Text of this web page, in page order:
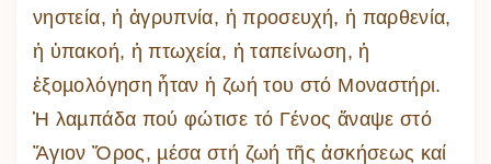
νηστεία, ἡ ἀγρυπνία, ἡ προσευχή, ἡ παρθενία,
ἡ ὑπακοή, ἡ πτωχεία, ἡ ταπείνωση, ἡ
ἐξοµολόγηση ἦταν ἡ ζωή του στό Μοναστήρι.
Ἡ λαµπάδα πού φώτισε τό Γένος ἄναψε στό
Ἅγιον Ὄρος, µέσα στή ζωή τῆς ἀσκήσεως καί